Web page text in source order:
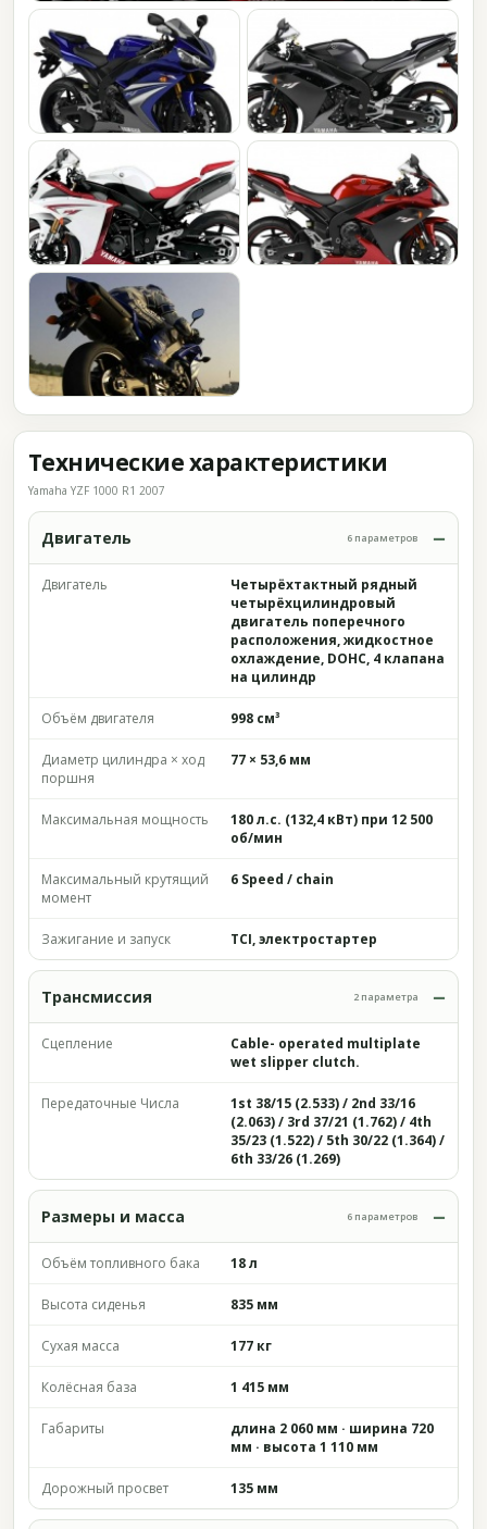
Технические характеристики
Yamaha YZF 1000 R1 2007
Двигатель 6 параметров
Двигатель
Четырёхтактный рядный
четырёхцилиндровый
двигатель поперечного
расположения, жидкостное
охлаждение, DOHC, 4 клапана
на цилиндр
Объём двигателя 998 см³
Диаметр цилиндра × ход
поршня
77 × 53,6 мм
Максимальная мощность
180 л.с. (132,4 кВт) при 12 500
об/мин
Максимальный крутящий
момент
6 Speed / chain
Зажигание и запуск TCI, электростартер
Трансмиссия 2 параметра
Сцепление
Cable- operated multiplate
wet slipper clutch.
Передаточные Числа
1st 38/15 (2.533) / 2nd 33/16
(2.063) / 3rd 37/21 (1.762) / 4th
35/23 (1.522) / 5th 30/22 (1.364) /
6th 33/26 (1.269)
Размеры и масса 6 параметров
Объём топливного бака 18 л
Высота сиденья 835 мм
Сухая масса 177 кг
Колёсная база 1 415 мм
Габариты
длина 2 060 мм · ширина 720
мм · высота 1 110 мм
Дорожный просвет 135 мм